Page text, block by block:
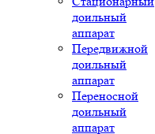
доильный
аппарат
Передвижной
доильный
аппарат
Переносной
доильный
аппарат